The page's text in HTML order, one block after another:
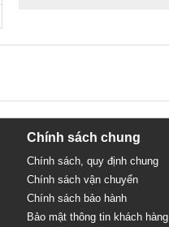
Chính sách chung
Chính sách, quy định chung
Chính sách vận chuyển
Chính sách bảo hành
Bảo mật thông tin khách hàng